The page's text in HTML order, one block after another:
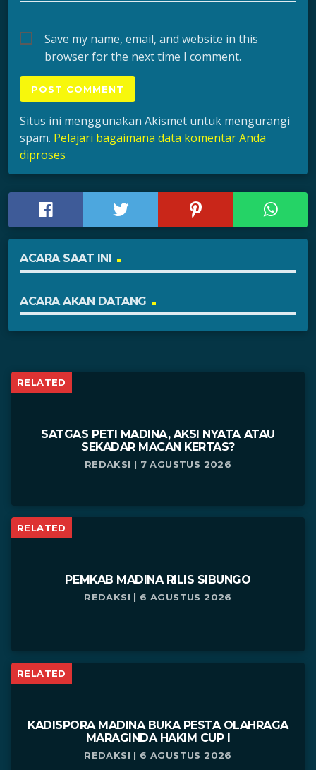
Save my name, email, and website in this
browser for the next time I comment.
Situs ini menggunakan Akismet untuk mengurangi
spam. Pelajari bagaimana data komentar Anda
diproses
ACARA SAAT INI
ACARA AKAN DATANG
RELATED
SATGAS PETI MADINA, AKSI NYATA ATAU
SEKADAR MACAN KERTAS?
REDAKSI | 7 AGUSTUS 2026
RELATED
PEMKAB MADINA RILIS SIBUNGO
REDAKSI | 6 AGUSTUS 2026
RELATED
KADISPORA MADINA BUKA PESTA OLAHRAGA
MARAGINDA HAKIM CUP I
REDAKSI | 6 AGUSTUS 2026